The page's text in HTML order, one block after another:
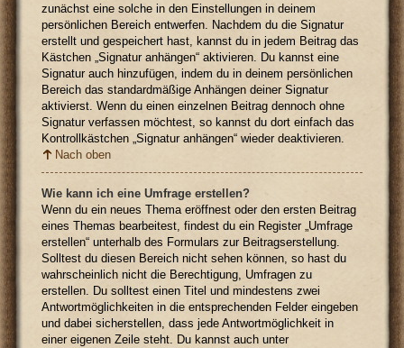
zunächst eine solche in den Einstellungen in deinem
persönlichen Bereich entwerfen. Nachdem du die Signatur
erstellt und gespeichert hast, kannst du in jedem Beitrag das
Kästchen „Signatur anhängen“ aktivieren. Du kannst eine
Signatur auch hinzufügen, indem du in deinem persönlichen
Bereich das standardmäßige Anhängen deiner Signatur
aktivierst. Wenn du einen einzelnen Beitrag dennoch ohne
Signatur verfassen möchtest, so kannst du dort einfach das
Kontrollkästchen „Signatur anhängen“ wieder deaktivieren.
Nach oben
Wie kann ich eine Umfrage erstellen?
Wenn du ein neues Thema eröffnest oder den ersten Beitrag
eines Themas bearbeitest, findest du ein Register „Umfrage
erstellen“ unterhalb des Formulars zur Beitragserstellung.
Solltest du diesen Bereich nicht sehen können, so hast du
wahrscheinlich nicht die Berechtigung, Umfragen zu
erstellen. Du solltest einen Titel und mindestens zwei
Antwortmöglichkeiten in die entsprechenden Felder eingeben
und dabei sicherstellen, dass jede Antwortmöglichkeit in
einer eigenen Zeile steht. Du kannst auch unter